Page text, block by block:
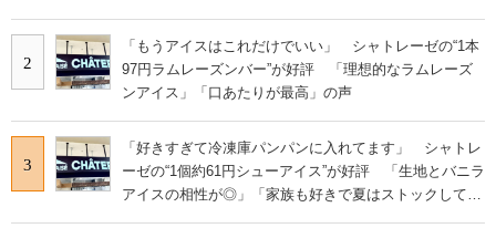
2
「もうアイスはこれだけでいい」 シャトレーゼの“1本
97円ラムレーズンバー”が好評 「理想的なラムレーズ
ンアイス」「口あたりが最高」の声
3
「好きすぎて冷凍庫パンパンに入れてます」 シャトレ
ーゼの“1個約61円シューアイス”が好評 「生地とバニラ
アイスの相性が◎」「家族も好きで夏はストックして